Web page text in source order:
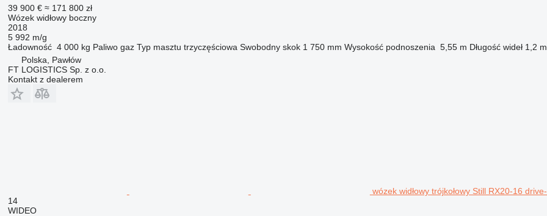
39 900 € ≈ 171 800 zł
Wózek widłowy boczny
2018
5 992 m/g
Ładowność 4 000 kg Paliwo gaz Typ masztu trzyczęściowa Swobodny skok 1 750 mm Wysokość podnoszenia 5,55 m Długość wideł 1,2 m
Polska, Pawłów
FT LOGISTICS Sp. z o.o.
Kontakt z dealerem
wózek widłowy trójkołowy Still RX20-16
14
WIDEO